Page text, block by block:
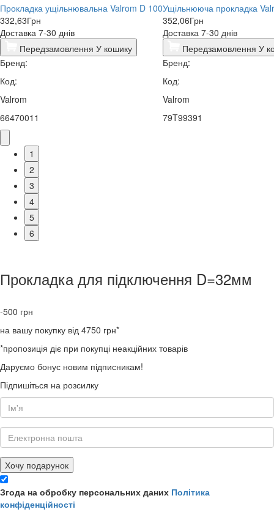
Прокладка ущільнювальна Valrom D 100
332,63Грн
Доставка 7-30 днів
Передзамовлення У кошику
Бренд:
Код:
Valrom
66470011
Ущільнююча прокладка
352,06Грн
Доставка 7-30 днів
Передзамовлення У
Бренд:
Код:
Valrom
79T99391
1
2
3
4
5
6
Прокладка для підключення D=32мм
-500 грн
на вашу покупку від 4750 грн*
*пропозиція діє при покупці неакційних товарів
Даруємо бонус новим підписникам!
Підпишіться на розсилку
Хочу подарунок
Згода на обробку персональних даних Політика
конфіденційності